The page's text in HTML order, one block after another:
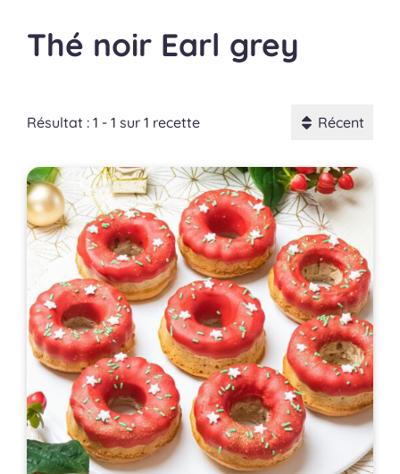
Thé noir Earl grey
Résultat : 1 - 1 sur 1 recette Récent